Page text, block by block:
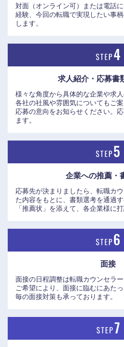
です。
https://www.elite-network.co.jp/x/
対面（オンライン可）または電話
経験、今回の転職で実現したい事
します。
求人紹介・応募書
様々な角度から具体的な企業や求
各社の社風や雰囲気についてもご案
応募の意向をお知らせください。
ます。
企業への推薦・
応募先が決まりましたら、転職カ
た内容をもとに、書類選考を通過
「推薦状」を添えて、各企業様に
面接
面接の日程調整は転職カウンセラー
ご希望により、面接に臨むにあた
毎の面接対策も承っております。
九州・沖縄
福岡県